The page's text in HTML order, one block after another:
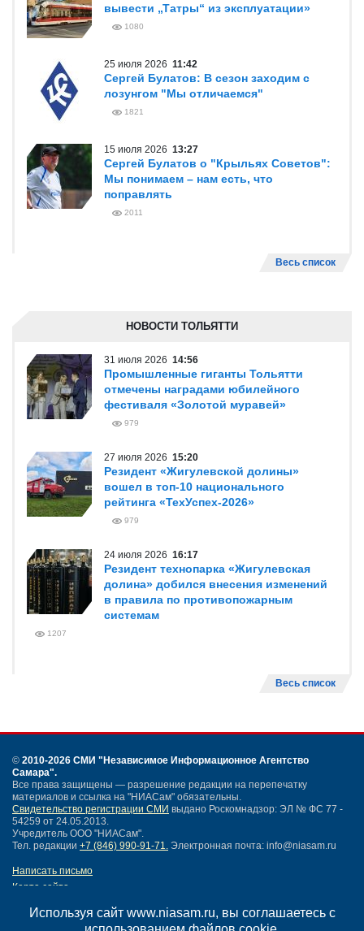
Используя сайт www.niasam.ru, вы соглашаетесь с
вывести „Татры“ из эксплуатации»
1080
25 июля 2026 11:42
Сергей Булатов: В сезон заходим с
лозунгом "Мы отличаемся"
1821
15 июля 2026 13:27
Сергей Булатов о "Крыльях Советов":
Мы понимаем – нам есть, что
поправлять
2011
Весь список
НОВОСТИ ТОЛЬЯТТИ
31 июля 2026 14:56
Промышленные гиганты Тольятти
отмечены наградами юбилейного
фестиваля «Золотой муравей»
979
27 июля 2026 15:20
Резидент «Жигулевской долины»
вошел в топ-10 национального
рейтинга «ТехУспех-2026»
979
24 июля 2026 16:17
Резидент технопарка «Жигулевская
долина» добился внесения изменений
в правила по противопожарным
системам
1207
Весь список
© 2010-2026 СМИ "Независимое Информационное Агентство
Самара".
Все права защищены — разрешение редакции на перепечатку
материалов и ссылка на "НИАСам" обязательны.
Свидетельство регистрации СМИ выдано Роскомнадзор: ЭЛ № ФС 77 -
54259 от 24.05.2013.
Учредитель ООО "НИАСам".
Тел. редакции +7 (846) 990-91-71. Электронная почта: info@niasam.ru
Написать письмо
Карта сайта
Политика конфиденциальности